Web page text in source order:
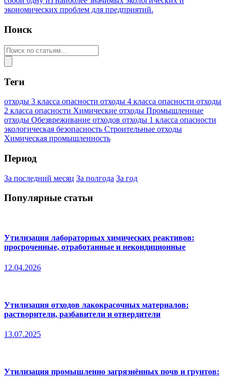
экономических проблем для предприятий.
Поиск
Теги
отходы 3 класса опасности отходы 4 класса опасности отходы
2 класса опасности Химические отходы Промышленные
отходы Обезвреживание отходов отходы 1 класса опасности
экологическая безопасность Строительные отходы
Химическая промышленность
Период
За последний месяц За полгода За год
Популярные статьи
Утилизация лабораторных химических реактивов:
просроченные, отработанные и некондиционные
12.04.2026
Утилизация отходов лакокрасочных материалов:
растворители, разбавители и отвердители
13.07.2025
Утилизация промышленно загрязнённых почв и грунтов: